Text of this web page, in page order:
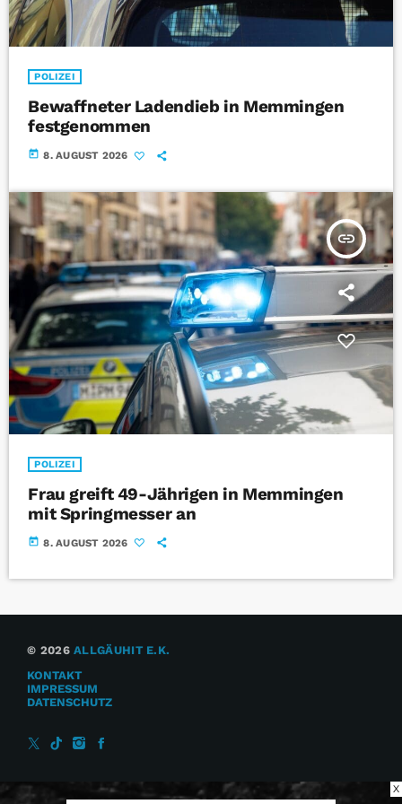
POLIZEI
Bewaffneter Ladendieb in Memmingen
festgenommen
today 8. AUGUST 2026
insert_link
POLIZEI
Frau greift 49-Jährigen in Memmingen
mit Springmesser an
today 8. AUGUST 2026
© 2026ALLGÄUHIT E.K.
KONTAKT
IMPRESSUM
DATENSCHUTZ
X